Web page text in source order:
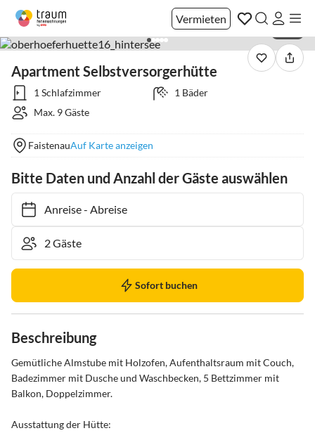
Vermieten
Apartment Selbstversorgerhütte
1 Schlafzimmer
1 Bäder
Max. 9 Gäste
FaistenauAuf Karte anzeigen
Bitte Daten und Anzahl der Gäste auswählen
Anreise- Abreise
Sofort buchen
Beschreibung
Gemütliche Almstube mit Holzofen, Aufenthaltsraum mit Couch,
Badezimmer mit Dusche und Waschbecken, 5 Bettzimmer mit
Balkon, Doppelzimmer.
Ausstattung der Hütte: